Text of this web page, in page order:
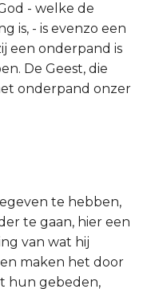
- welke de
is, - is evenzo een
een onderpand is
De Geest, die
onderpand onzer
te hebben,
te gaan, hier een
van wat hij
maken het door
hun gebeden,